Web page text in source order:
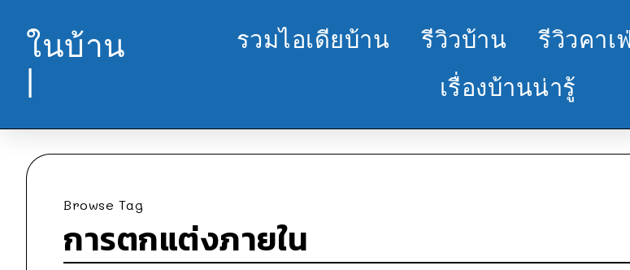
ในบ้าน
|
รวมไอเดียบ้าน รีวิวบ้าน รีวิวคาเฟ่
เรื่องบ้านน่ารู้
Browse Tag
การตกแต่งภายใน